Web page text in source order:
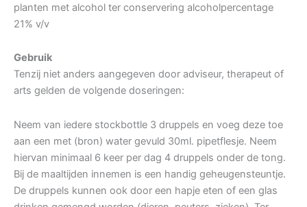
planten met alcohol ter conservering alcoholpercentage
21% v/v
Gebruik
Tenzij niet anders aangegeven door adviseur, therapeut of
arts gelden de volgende doseringen:
Neem van iedere stockbottle 3 druppels en voeg deze toe
aan een met (bron) water gevuld 30ml. pipetflesje. Neem
hiervan minimaal 6 keer per dag 4 druppels onder de tong.
Bij de maaltijden innemen is een handig geheugensteuntje.
De druppels kunnen ook door een hapje eten of een glas